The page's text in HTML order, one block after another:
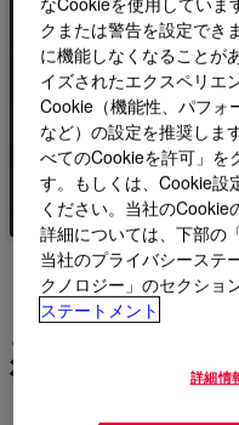
この高品質なゴム
油展グレードでも
ため、自動車、建
他のさまざまな用
ます。
製品カタログを表
お客様の強
術
クまたは警告を設定でき
に機能しなくなることが
イズされたエクスペリエ
Cookie（機能性、パフォ
など）の設定を推奨しま
べてのCookieを許可」を
す。もしくは、Cookie設
ください。当社のCookie
詳細については、下部の
当社のプライバシーステ
クノロジー」のセクショ
ステートメント
詳細情